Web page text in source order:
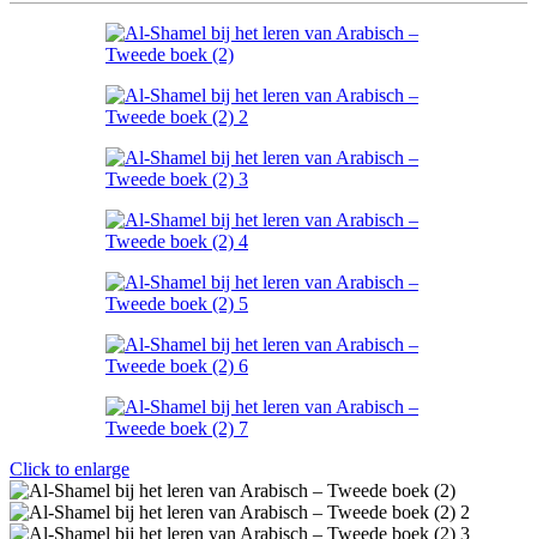
Click to enlarge